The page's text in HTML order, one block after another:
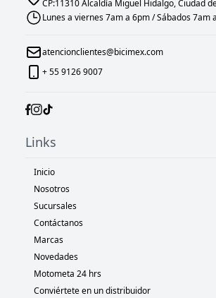
CP:11310 Alcaldía Miguel Hidalgo, Ciudad
Lunes a viernes 7am a 6pm / Sábados 7am
atencionclientes@bicimex.com
+ 55 9126 9007
Links
Inicio
Nosotros
Sucursales
Contáctanos
Marcas
Novedades
Motometa 24 hrs
Conviértete en un distribuidor